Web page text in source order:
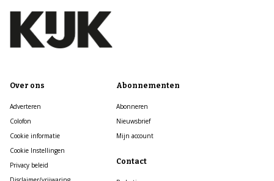
Over ons
Adverteren
Colofon
Cookie informatie
Cookie Instellingen
Privacy beleid
Abonnementen
Abonneren
Nieuwsbrief
Mijn account
Contact